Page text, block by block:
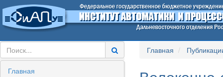
Главная
Главная